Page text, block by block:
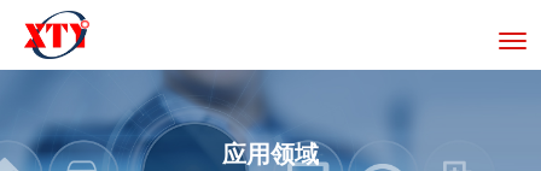
切
换
应用领域